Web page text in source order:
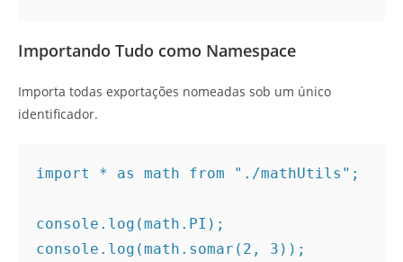
Importando Tudo como Namespace
Importa todas exportações nomeadas sob um único
identificador.
import * as math from "./mathUtils";
console.log(math.PI);
console.log(math.somar(2, 3));